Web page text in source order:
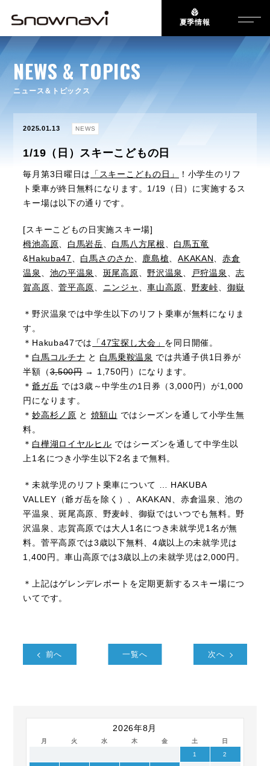
夏季情報
NEWS & TOPICS
ニュース＆トピックス
2025.01.13 NEWS
1/19（日）スキーこどもの日
毎月第3日曜日は 「スキーこどもの日」
！小学生のリフ
ト乗車が終日無料になります。1/19（日）に実施するス
キー場は以下の通りです。
[スキーこどもの日実施スキー場]
栂池高原
白馬岩岳 白馬八方尾根
白馬五竜
&Hakuba47 白馬さのさか 鹿島槍 、AKAKAN 、赤倉
温泉
池の平温泉 斑尾高原 野沢温泉 戸狩温泉 、志
賀高原 、菅平高原 ニンジャ 、車山高原 野麦峠 御嶽
＊野沢温泉では中学生以下のリフト乗車が無料になりま
す。
＊Hakuba47では
「47宝探し大会」 を同日開催。
＊ 白馬コルチナ と 白馬乗鞍温泉 では共通子供1日券が
半額（3,500円→ 1,750円）になります。
＊爺ガ岳 では3歳～中学生の1日券（3,000円）が1,000
円になります。
＊妙高杉ノ原 と 焼額山 ではシーズンを通して小学生無
料。
＊ 白樺湖ロイヤルヒル ではシーズンを通して中学生以
上1名につき小学生以下2名まで無料。
＊未就学児のリフト乗車について … HAKUBA
VALLEY（爺ガ岳を除く）、AKAKAN、赤倉温泉、池の
平温泉、斑尾高原、野麦峠、御嶽ではいつでも無料。野
沢温泉、志賀高原では大人1名につき未就学児1名が無
料。菅平高原では3歳以下無料、4歳以上の未就学児は
1,400円。車山高原では3歳以上の未就学児は2,000円。
＊上記はゲレンデレポートを定期更新するスキー場につ
いてです。
前へ 一覧へ 次へ
2026年8月
月 火 水 木 金 土 日
1 2